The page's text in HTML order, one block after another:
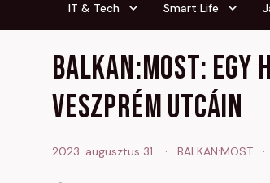
IT & Tech Smart Life
BALKAN:MOST:
Veszprém utcáin
2023. augusztus 31. · BALKAN:MOST ·